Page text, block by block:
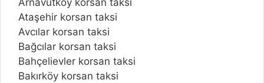
Arnavutköy korsan taksi
Ataşehir korsan taksi
Avcılar korsan taksi
Bağcılar korsan taksi
Bahçelievler korsan taksi
Bakırköy korsan taksi